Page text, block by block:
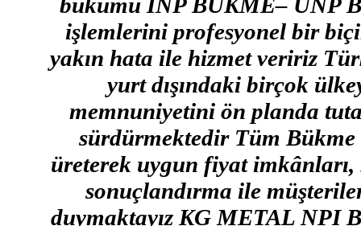
işlemlerini profesyonel bir
yakın hata ile hizmet veririz
yurt dışındaki birçok
memnuniyetini ön planda
sürdürmektedir Tüm
üreterek uygun fiyat imkânları,
sonuçlandırma ile
duymaktayız KG METAL NPI